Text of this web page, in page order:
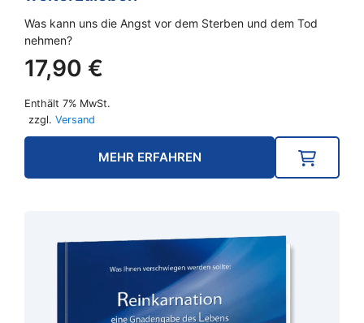
Was kann uns die Angst vor dem Sterben und dem Tod
nehmen?
17,90 €
Enthält 7% MwSt.
zzgl. Versand
MEHR ERFAHREN